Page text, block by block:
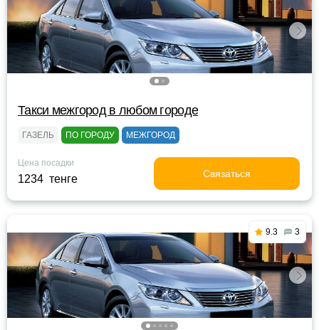
Такси межгород в любом городе
ГАЗЕЛЬ ПО ГОРОДУ МЕЖГОРОД
Цена посадки
1234 тенге Связаться
9.3 3